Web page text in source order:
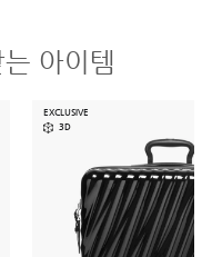
아이템
EXCLUSIVE
3D